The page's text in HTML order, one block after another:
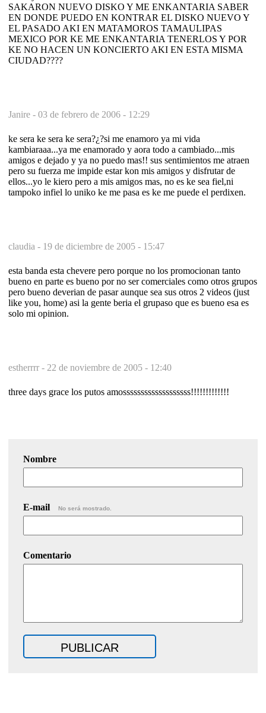
SAKARON NUEVO DISKO Y ME ENKANTARIA SABER
EN DONDE PUEDO EN KONTRAR EL DISKO NUEVO Y
EL PASADO AKI EN MATAMOROS TAMAULIPAS
MEXICO POR KE ME ENKANTARIA TENERLOS Y POR
KE NO HACEN UN KONCIERTO AKI EN ESTA MISMA
CIUDAD????
Janire - 03 de febrero de 2006 - 12:29
ke sera ke sera ke sera?¿?si me enamoro ya mi vida
kambiaraaa...ya me enamorado y aora todo a cambiado...mis
amigos e dejado y ya no puedo mas!! sus sentimientos me atraen
pero su fuerza me impide estar kon mis amigos y disfrutar de
ellos...yo le kiero pero a mis amigos mas, no es ke sea fiel,ni
tampoko infiel lo uniko ke me pasa es ke me puede el perdixen.
claudia - 19 de diciembre de 2005 - 15:47
esta banda esta chevere pero porque no los promocionan tanto
bueno en parte es bueno por no ser comerciales como otros grupos
pero bueno deverian de pasar aunque sea sus otros 2 videos (just
like you, home) asi la gente beria el grupaso que es bueno esa es
solo mi opinion.
estherrrr - 22 de noviembre de 2005 - 12:40
three days grace los putos amosssssssssssssssssss!!!!!!!!!!!!!
Nombre
E-mail No será mostrado.
Comentario